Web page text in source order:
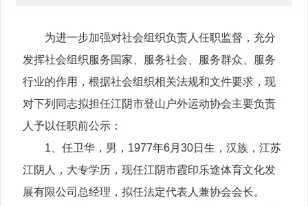
为进一步加强对社会组织负责人任职监督，充分
发挥社会组织服务国家、服务社会、服务群众、服务
行业的作用，根据社会组织相关法规和文件要求，现
对下列同志拟担任江阴市登山户外运动协会主要负责
人予以任职前公示：
1、任卫华，男，1977年6月30日生，汉族，江苏
江阴人，大专学历，现任江阴市霞印乐途体育文化发
展有限公司总经理，拟任法定代表人兼协会会长。